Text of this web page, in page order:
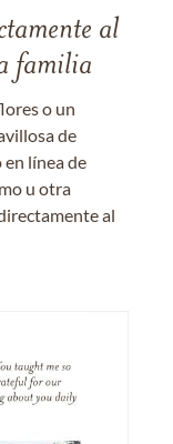
al
familia
o un
de
línea de
u otra
al